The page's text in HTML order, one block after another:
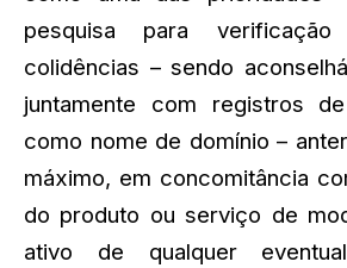
pesquisa para
colidências – sendo
juntamente com registros
como nome de domínio –
máximo, em concomitância
do produto ou serviço de
ativo de qualquer